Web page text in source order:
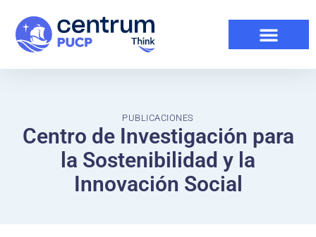
PUBLICACIONES
Centro de Investigación para
la Sostenibilidad y la
Innovación Social